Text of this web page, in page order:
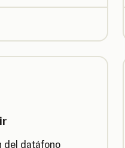
del datáfono